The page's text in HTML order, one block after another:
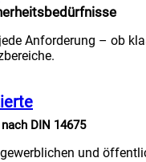
Anforderung – ob
DIN 14675
und